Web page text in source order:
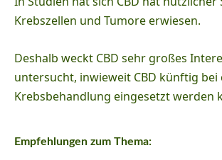
Krebszellen und Tumore erwiesen.
Deshalb weckt CBD sehr großes
untersucht, inwieweit CBD künftig bei
Krebsbehandlung eingesetzt werden
Empfehlungen zum Thema: